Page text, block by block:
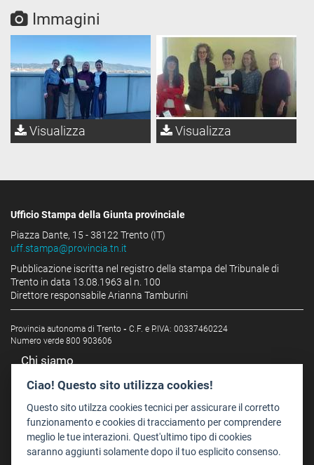
Immagini
Visualizza Visualizza
Ufficio Stampa della Giunta provinciale
Piazza Dante, 15 - 38122 Trento (IT)
uff.stampa@provincia.tn.it
Pubblicazione iscritta nel registro della stampa del Tribunale di
Trento in data 13.08.1963 al n. 100
Direttore responsabile Arianna Tamburini
Provincia autonoma di Trento - C.F. e P.IVA: 00337460224
Numero verde 800 903606
Chi siamo
Redazione
Staff
Format - Centro Audiovisivi
Trentino Film Commission
Ciao! Questo sito utilizza cookies!
Questo sito utilzza cookies tecnici per assicurare il corretto
funzionamento e cookies di tracciamento per comprendere
meglio le tue interazioni. Quest'ultimo tipo di cookies
saranno aggiunti solamente dopo il tuo esplicito consenso.